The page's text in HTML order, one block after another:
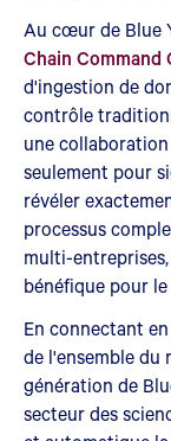
Au cœur de Blue
Chain Command
d'ingestion de
contrôle
une
seulement pour
révéler
processus
multi-
bénéfique pour le
En connectant
de l'ensemble du
génération de
secteur des